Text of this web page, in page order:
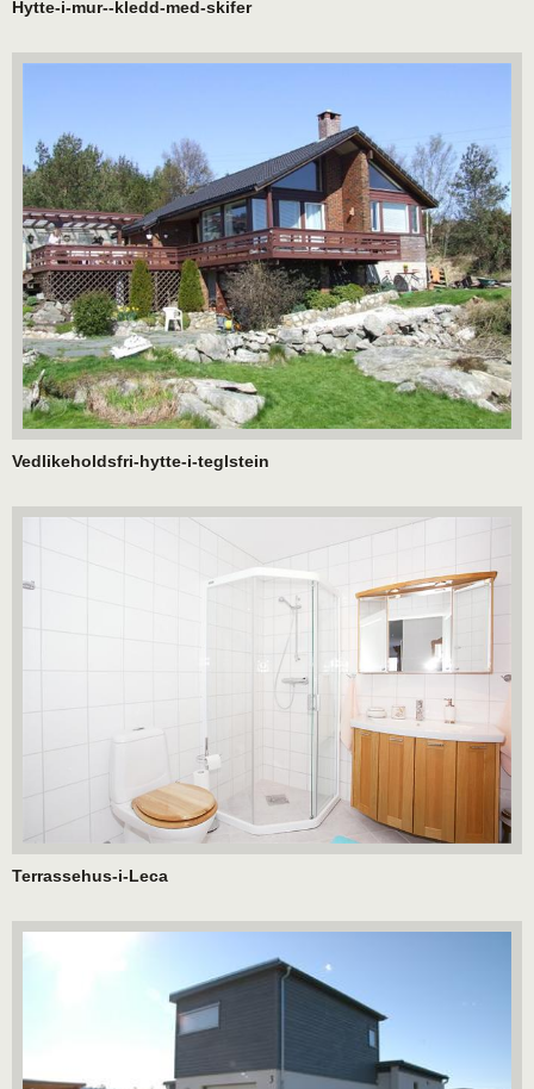
Hytte-i-mur--kledd-med-skifer
Vedlikeholdsfri-hytte-i-teglstein
Terrassehus-i-Leca